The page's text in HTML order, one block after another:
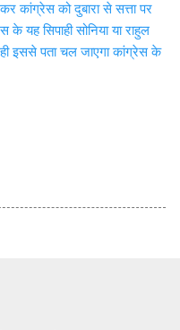
कांग्रेस को दुबारा से सत्ता पर
यह सिपाही सोनिया या राहुल
इससे पता चल जाएगा कांग्रेस के